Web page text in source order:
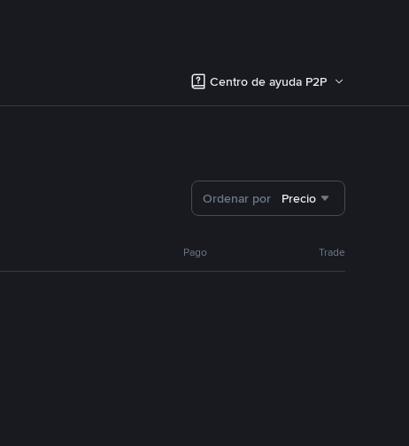
Centro de ayuda P2P
Ordenar por Precio
Pago Trade